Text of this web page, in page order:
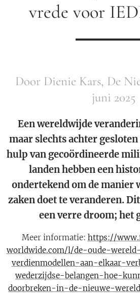
vrede voor
Door Dienie Kars, De
juni 2025
Een wereldwijde
maar slechts achter
hulp van gecoördineerde
landen hebben een
ondertekend om de manier
zaken doet te veranderen.
een verre droom; het
Meer informatie: https://
worldwide.com/l/de-oude-
verdienmodellen-aan-elkaar-
wederzijdse-belangen-hoe-
doorbreken-in-de-nieuwe-